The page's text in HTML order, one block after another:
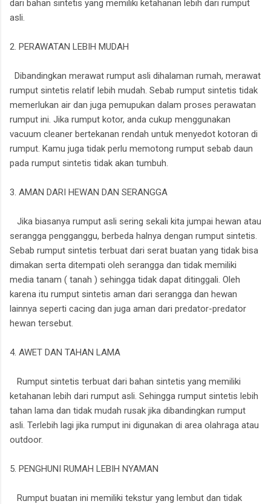
dari bahan sintetis yang memiliki ketahanan lebih dari rumput
asli.
2. PERAWATAN LEBIH MUDAH
Dibandingkan merawat rumput asli dihalaman rumah, merawat
rumput sintetis relatif lebih mudah. Sebab rumput sintetis tidak
memerlukan air dan juga pemupukan dalam proses perawatan
rumput ini. Jika rumput kotor, anda cukup menggunakan
vacuum cleaner bertekanan rendah untuk menyedot kotoran di
rumput. Kamu juga tidak perlu memotong rumput sebab daun
pada rumput sintetis tidak akan tumbuh.
3. AMAN DARI HEWAN DAN SERANGGA
Jika biasanya rumput asli sering sekali kita jumpai hewan atau
serangga pengganggu, berbeda halnya dengan rumput sintetis.
Sebab rumput sintetis terbuat dari serat buatan yang tidak bisa
dimakan serta ditempati oleh serangga dan tidak memiliki
media tanam ( tanah ) sehingga tidak dapat ditinggali. Oleh
karena itu rumput sintetis aman dari serangga dan hewan
lainnya seperti cacing dan juga aman dari predator-predator
hewan tersebut.
4. AWET DAN TAHAN LAMA
Rumput sintetis terbuat dari bahan sintetis yang memiliki
ketahanan lebih dari rumput asli. Sehingga rumput sintetis lebih
tahan lama dan tidak mudah rusak jika dibandingkan rumput
asli. Terlebih lagi jika rumput ini digunakan di area olahraga atau
outdoor.
5. PENGHUNI RUMAH LEBIH NYAMAN
Rumput buatan ini memiliki tekstur yang lembut dan tidak